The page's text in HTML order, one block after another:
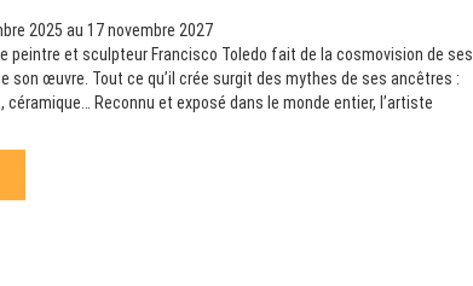
2025 au 17 novembre 2027
peintre et sculpteur Francisco Toledo fait de la cosmovision de ses
son œuvre. Tout ce qu’il crée surgit des mythes de ses ancêtres :
céramique… Reconnu et exposé dans le monde entier, l’artiste